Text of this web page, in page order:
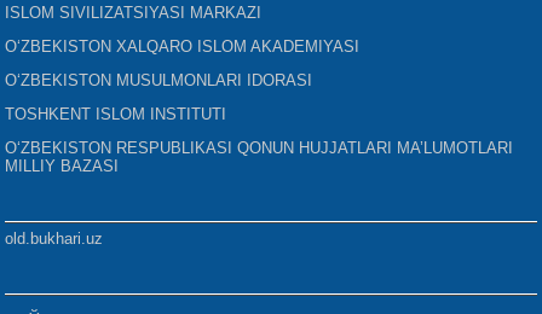
ISLOM SIVILIZATSIYASI MARKAZI
O‘ZBEKISTON XALQARO ISLOM AKADEMIYASI
O‘ZBEKISTON MUSULMONLARI IDORASI
TOSHKENT ISLOM INSTITUTI
O‘ZBEKISTON RESPUBLIKASI QONUN HUJJATLARI MA’LUMOTLARI
MILLIY BAZASI
old.bukhari.uz